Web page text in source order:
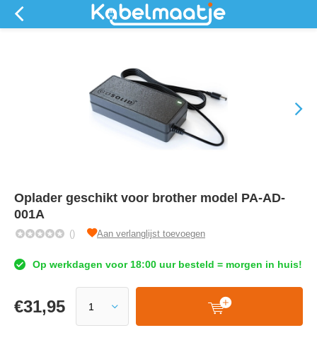
Oplader geschikt voor brother model PA-AD-
001A
() Aan verlanglijst toevoegen
Op werkdagen voor 18:00 uur besteld = morgen in huis!
€31,95